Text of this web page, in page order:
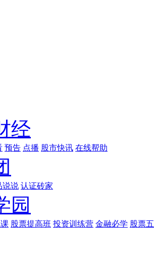
经
预告 点播 股市快讯 在线帮助
说说 认证砖家
园
股票提高班 投资训练营 金融必学 股票